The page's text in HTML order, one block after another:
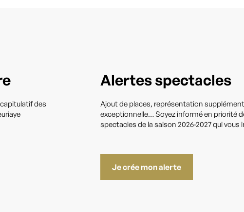
des
Alertes spectacles
Ajout de places, représentation
exceptionnelle… Soyez informé en priorité
spectacles de la saison 2026-2027 qui vous
Je crée mon alerte